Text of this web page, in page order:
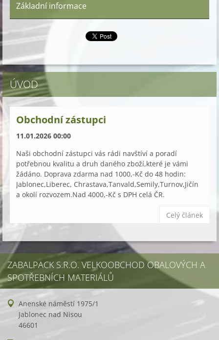
Základní informace
ÚVOD
Obchodní zástupci
11.01.2026 00:00
Naši obchodní zástupci vás rádi navštíví a poradí
potřebnou kvalitu a druh daného zboží,které je vámi
žádáno. Doprava zdarma nad 1000,-Kč do 48 hodin:
Jablonec,Liberec, Chrastava,Tanvald,Semily,Turnov,Jičín
a okolí rozvozem.Nad 4000,-Kč s DPH celá ČR.
Celý článek
ZABALPACK S.R.O. VELKOOBCHOD OBALOVÝCH A
SPOTŘEBNÍCH MATERIÁLŮ
Anenské náměstí 1975/1
Jablonec nad Nisou
46601